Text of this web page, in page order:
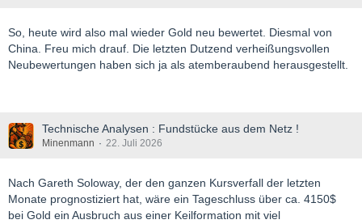
So, heute wird also mal wieder Gold neu bewertet. Diesmal von
China. Freu mich drauf. Die letzten Dutzend verheißungsvollen
Neubewertungen haben sich ja als atemberaubend herausgestellt.
Technische Analysen : Fundstücke aus dem Netz !
Minenmann 22. Juli 2026
Nach Gareth Soloway, der den ganzen Kursverfall der letzten
Monate prognostiziert hat, wäre ein Tageschluss über ca. 4150$
bei Gold ein Ausbruch aus einer Keilformation mit viel